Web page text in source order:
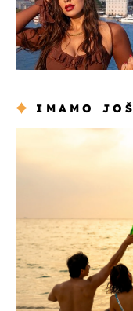
IMAMO JOŠ